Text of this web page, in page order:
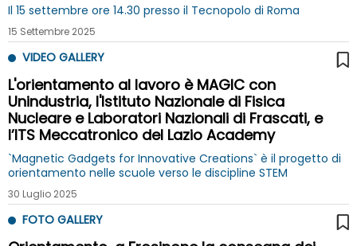
Il 15 settembre ore 14.30 presso il Tecnopolo di Roma
15 Settembre 2025
VIDEO GALLERY
L'orientamento al lavoro è MAGIC con
Unindustria, l'Istituto Nazionale di Fisica
Nucleare e Laboratori Nazionali di Frascati, e
l’ITS Meccatronico del Lazio Academy
`Magnetic Gadgets for Innovative Creations` è il progetto di
orientamento nelle scuole verso le discipline STEM
30 Luglio 2025
FOTO GALLERY